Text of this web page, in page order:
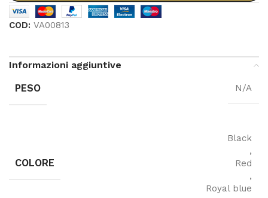
COD:VA00813
Informazioni aggiuntive
PESO N/A
COLORE
Black
,
Red
,
Royal blue